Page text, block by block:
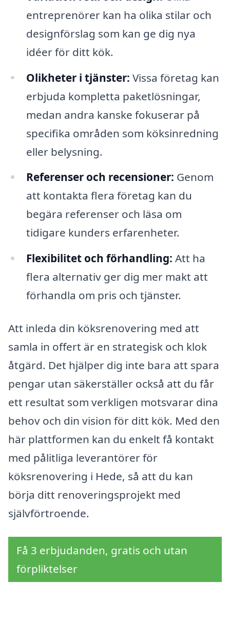
entreprenörer kan ha olika stilar och
designförslag som kan ge dig nya
idéer för ditt kök.
Olikheter i tjänster: Vissa företag kan
erbjuda kompletta paketlösningar,
medan andra kanske fokuserar på
specifika områden som köksinredning
eller belysning.
Referenser och recensioner: Genom
att kontakta flera företag kan du
begära referenser och läsa om
tidigare kunders erfarenheter.
Flexibilitet och förhandling: Att ha
flera alternativ ger dig mer makt att
förhandla om pris och tjänster.
Att inleda din köksrenovering med att
samla in offert är en strategisk och klok
åtgärd. Det hjälper dig inte bara att spara
pengar utan säkerställer också att du får
ett resultat som verkligen motsvarar dina
behov och din vision för ditt kök. Med den
här plattformen kan du enkelt få kontakt
med pålitliga leverantörer för
köksrenovering i Hede, så att du kan
börja ditt renoveringsprojekt med
självförtroende.
Få 3 erbjudanden, gratis och utan
förpliktelser